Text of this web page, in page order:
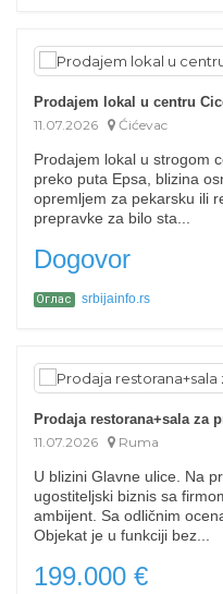
Prodajem lokal u centru
11.07.2026
Ćićevac
Prodajem lokal u strogom
preko puta Epsa, blizina
opremljem za pekarsku ili
prepravke za bilo sta...
Dogovor
Оглас srbijainfo.rs
Prodaja restorana+sala za
11.07.2026
Ruma
U blizini Glavne ulice. Na
ugostiteljski biznis sa
ambijent. Sa odličnim
Objekat je u funkciji bez...
199.000 €